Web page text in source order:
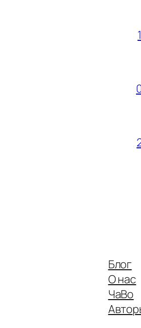
Блог
О нас
ЧаВо